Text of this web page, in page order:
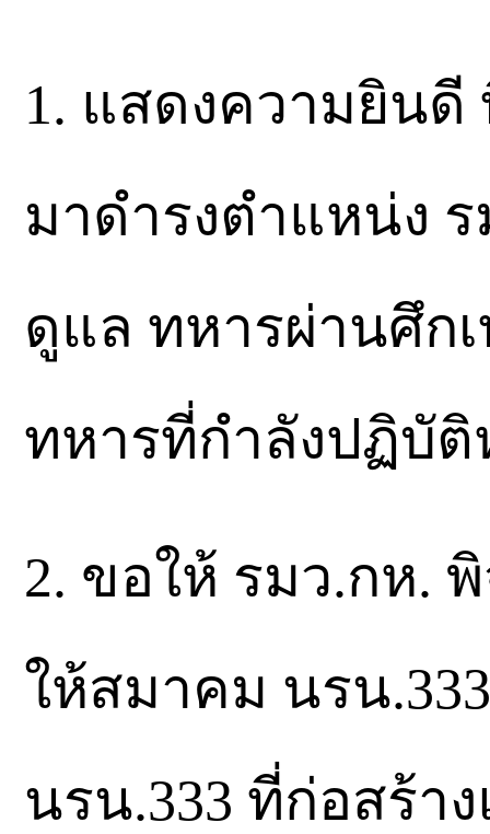
1. แสดงความยิน
มาดำรงตำแหน่ง
ดูแล ทหารผ่านศึก
ทหารที่กำลังปฏิบั
2. ขอให้ รมว.กห.
ให้สมาคม นรน
นรน.333 ที่ก่อสร้า